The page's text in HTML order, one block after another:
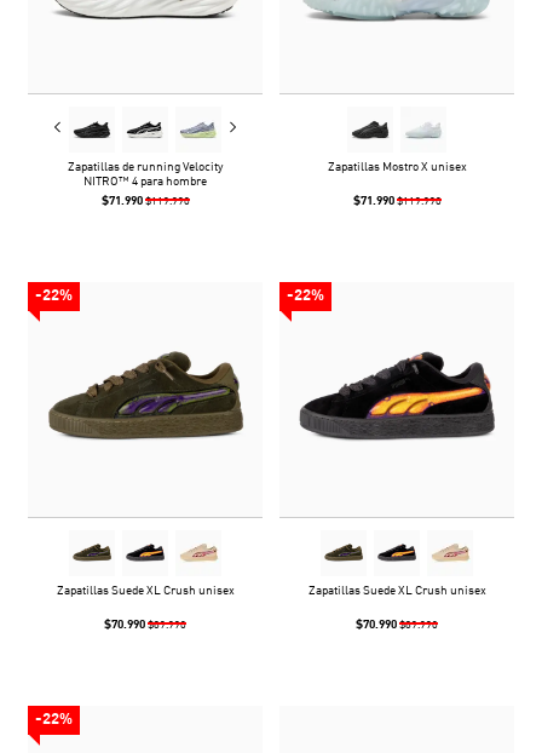
Zapatillas de running Velocity
NITRO™ 4 para hombre
$71.990 $119.990
Zapatillas Mostro X unisex
$71.990 $119.990
-22%
Zapatillas Suede XL Crush unisex
$70.990 $89.990
-22%
Zapatillas Suede XL Crush unisex
$70.990 $89.990
-22%